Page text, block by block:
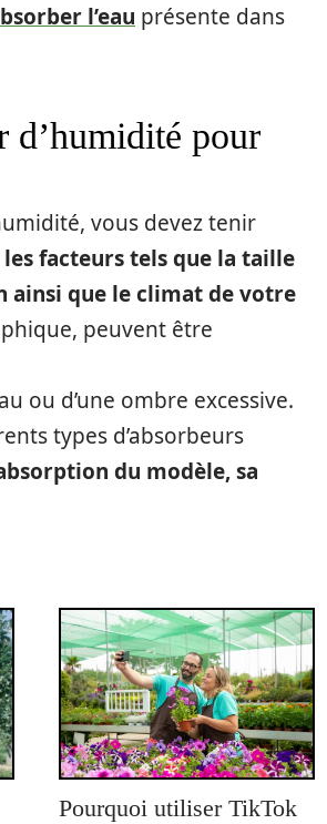
l’eau présente dans
d’humidité pour
vous devez tenir
les facteurs tels que la taille
ainsi que le climat de votre
peuvent être
ou d’une ombre excessive.
types d’absorbeurs
du modèle, sa
Pourquoi utiliser TikTok